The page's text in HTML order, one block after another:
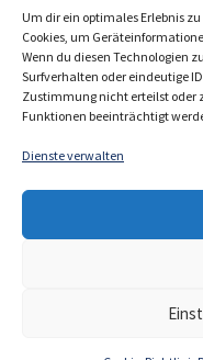
Um dir ein optimales Erlebnis
Cookies, um
Wenn du diesen Technologien
Surfverhalten oder eindeutige
Zustimmung nicht erteilst oder
Funktionen beeinträchtigt
Dienste verwalten
Veranstaltungen
Über uns / Verein